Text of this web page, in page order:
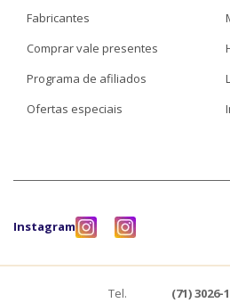
Fabricantes
Comprar vale presentes
Programa de afiliados
Ofertas especiais
Instagram
Tel.
(71) 3026-